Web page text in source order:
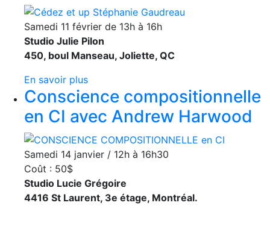
Samedi 11 février de 13h à 16h
Studio Julie Pilon
450, boul Manseau, Joliette, QC
En savoir plus
Conscience compositionnelle
en CI avec Andrew Harwood
Samedi 14 janvier / 12h à 16h30
Coût : 50$
Studio Lucie Grégoire
4416 St Laurent, 3e étage, Montréal.